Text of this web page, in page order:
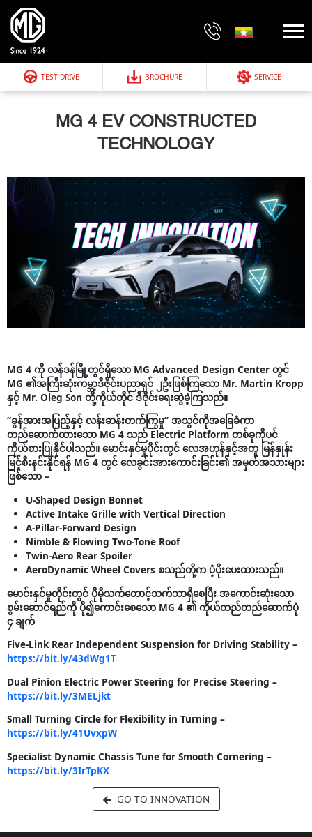
TEST DRIVE BROCHURE SERVICE
MG 4 EV CONSTRUCTED
TECHNOLOGY
MG 4 ကို လန်ဒန်မြို့တွင်ရှိသော MG Advanced Design Center တွင်
MG ၏အကြီးဆုံးကမ္ဘာ့ဒီဇိုင်းပညာရှင် ၂ဦးဖြစ်ကြသော Mr. Martin Kropp
နှင့် Mr. Oleg Son တို့ကိုယ်တိုင် ဒီဇိုင်းရေးဆွဲခဲ့ကြသည်။
“ခွန်အားအပြည့်နှင့် လန်းဆန်းတက်ကြွမှု” အသွင်ကိုအခြေခံကာ
တည်ဆောက်ထားသော MG 4 သည် Electric Platform တစ်ခုကိုပင်
ကိုယ်စားပြုနိုင်ပါသည်။ မောင်းနှင်မှုပိုင်းတွင် လေအဟုန်နှင့်အတူ မြန်နှုန်း
မြင့်စီးနင်းနိုင်ရန် MG 4 တွင် လေခွင်းအားကောင်းခြင်း၏ အမှတ်အသားများ
ဖြစ်သော –
U-Shaped Design Bonnet
Active Intake Grille with Vertical Direction
A-Pillar-Forward Design
Nimble & Flowing Two-Tone Roof
Twin-Aero Rear Spoiler
AeroDynamic Wheel Covers စသည်တို့က ပံ့ပိုးပေးထားသည်။
မောင်းနှင်မှုတိုင်းတွင် ပိုမိုသက်တောင့်သက်သာရှိစေပြီး အကောင်းဆုံးသော
စွမ်းဆောင်ရည်ကို ပို၍ကောင်းစေသော MG 4 ၏ ကိုယ်ထည်တည်ဆောက်ပုံ
၄ ချက်
Five-Link Rear Independent Suspension for Driving Stability –
https://bit.ly/43dWg1T
Dual Pinion Electric Power Steering for Precise Steering –
https://bit.ly/3MELjkt
Small Turning Circle for Flexibility in Turning –
https://bit.ly/41UvxpW
Specialist Dynamic Chassis Tune for Smooth Cornering –
https://bit.ly/3IrTpKX
GO TO INNOVATION